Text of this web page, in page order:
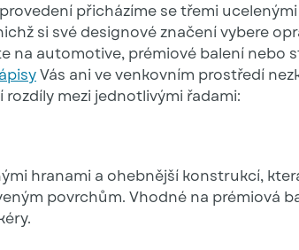
přicházíme se třemi ucelenými
si své designové značení vybere
na automotive, prémiové balení nebo
Vás ani ve venkovním prostředí
rozdíly mezi jednotlivými řadami:
hranami a ohebnější konstrukcí,
povrchům. Vhodné na prémiová